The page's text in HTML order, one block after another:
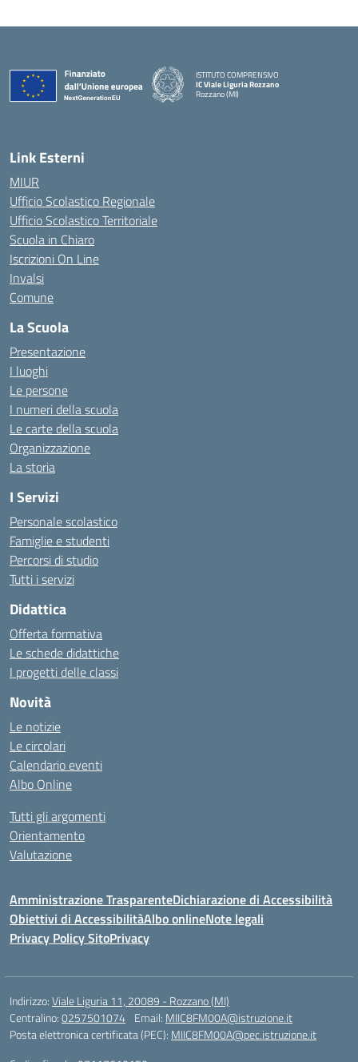
ISTITUTO COMPRENSIVO
IC Viale Liguria Rozzano
Rozzano (MI)
Link Esterni
MIUR
Ufficio Scolastico Regionale
Ufficio Scolastico Territoriale
Scuola in Chiaro
Iscrizioni On Line
Invalsi
Comune
La Scuola
Presentazione
I luoghi
Le persone
I numeri della scuola
Le carte della scuola
Organizzazione
La storia
I Servizi
Personale scolastico
Famiglie e studenti
Percorsi di studio
Tutti i servizi
Didattica
Offerta formativa
Le schede didattiche
I progetti delle classi
Novità
Le notizie
Le circolari
Calendario eventi
Albo Online
Tutti gli argomenti
Orientamento
Valutazione
Amministrazione TrasparenteDichiarazione di Accessibilità
Obiettivi di AccessibilitàAlbo onlineNote legali
Privacy Policy SitoPrivacy
Indirizzo:Viale Liguria 11, 20089 - Rozzano (MI)
Centralino:0257501074 Email: MIIC8FM00A@istruzione.it
Posta elettronica certificata (PEC): MIIC8FM00A@pec.istruzione.it